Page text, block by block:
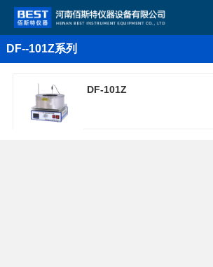
DF--101Z系列
DF-101Z